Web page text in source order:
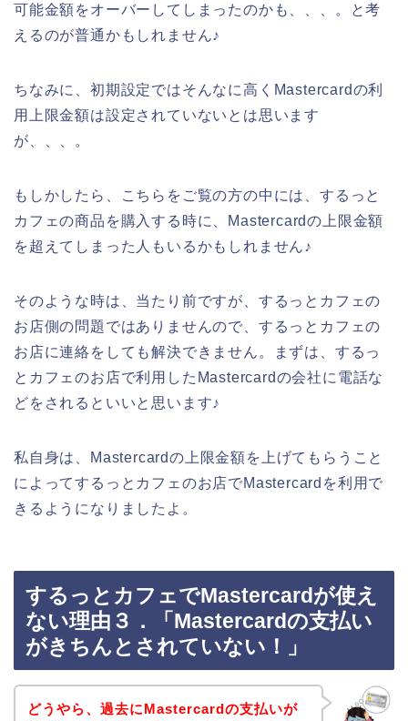
可能金額をオーバーしてしまったのかも、、、。と考
えるのが普通かもしれません♪
ちなみに、初期設定ではそんなに高くMastercardの利
用上限金額は設定されていないとは思います
が、、、。
もしかしたら、こちらをご覧の方の中には、するっと
カフェの商品を購入する時に、Mastercardの上限金額
を超えてしまった人もいるかもしれません♪
そのような時は、当たり前ですが、するっとカフェの
お店側の問題ではありませんので、するっとカフェの
お店に連絡をしても解決できません。まずは、するっ
とカフェのお店で利用したMastercardの会社に電話な
どをされるといいと思います♪
私自身は、Mastercardの上限金額を上げてもらうこと
によってするっとカフェのお店でMastercardを利用で
きるようになりましたよ。
するっとカフェでMastercardが使え
ない理由３．「Mastercardの支払い
がきちんとされていない！」
どうやら、過去にMastercardの支払いが